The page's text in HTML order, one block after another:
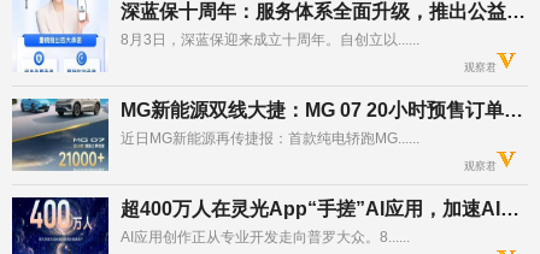
深蓝保十周年：服务体系全面升级，推出公益行动计划
8月3日，深蓝保迎来成立十周年。自创立以......
观察君
MG新能源双线大捷：MG 07 20小时预售订单21000+，MG4家族7月交付超17000+
近日MG新能源再传捷报：首款纯电轿跑MG......
观察君
超400万人在灵光App“手搓”AI应用，加速AI原生创作者生态形成
AI应用创作正从专业开发走向普罗大众。8......